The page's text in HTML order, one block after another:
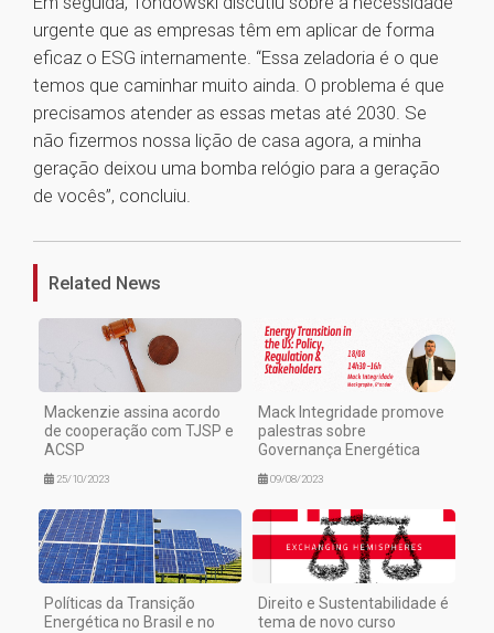
urgente que as empresas têm em aplicar de forma
eficaz o ESG internamente. “Essa zeladoria é o que
temos que caminhar muito ainda. O problema é que
precisamos atender as essas metas até 2030. Se
não fizermos nossa lição de casa agora, a minha
geração deixou uma bomba relógio para a geração
de vocês”, concluiu.
Related News
Mackenzie assina acordo
de cooperação com TJSP e
ACSP
25/10/2023
Mack Integridade promove
palestras sobre
Governança Energética
09/08/2023
Políticas da Transição
Energética no Brasil e no
Direito e Sustentabilidade é
tema de novo curso